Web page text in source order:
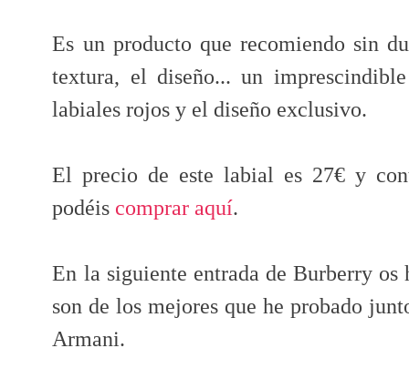
Es un producto que recomiendo sin
textura, el diseño... un
labiales rojos y el diseño exclusivo.
El precio de este labial es 27€ y
podéis comprar aquí.
En la siguiente entrada de Burberry os
son de los mejores que he probado
Armani.